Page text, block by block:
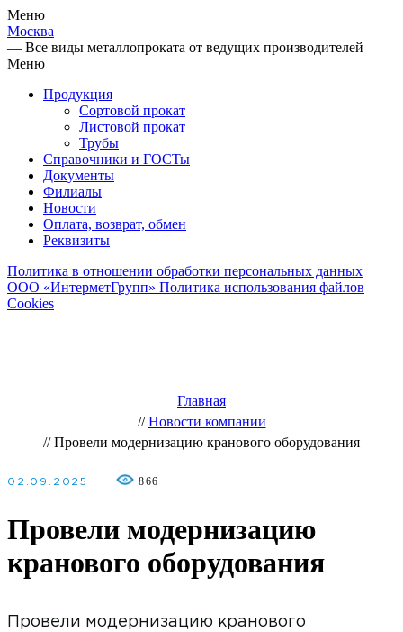
Меню
Москва
— Все виды металлопроката от ведущих производителей
Меню
Продукция
Сортовой прокат
Листовой прокат
Трубы
Справочники и ГОСТы
Документы
Филиалы
Новости
Оплата, возврат, обмен
Реквизиты
Политика в отношении обработки персональных данных
ООО «ИнтерметГрупп» Политика использования файлов
Cookies
Главная
// Новости компании
// Провели модернизацию кранового оборудования
02.09.2025 866
Провели модернизацию
кранового оборудования
Провели модернизацию кранового